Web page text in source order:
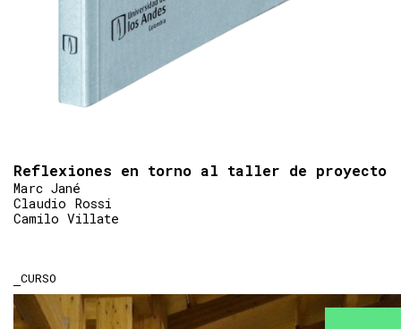
Reflexiones en torno al taller de proyecto
Marc Jané
Claudio Rossi
Camilo Villate
CURSO